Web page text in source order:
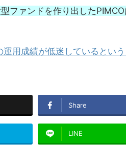
ファンドを作り出した
用成績が低迷しているとい
Share
LINE